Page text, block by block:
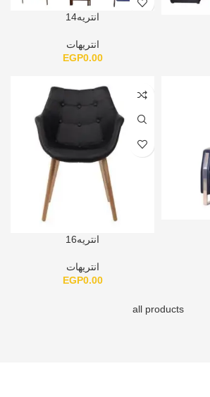
انتريه14
انتريهات
EGP0.00
انتريه16
انتريهات
EGP0.00
all products